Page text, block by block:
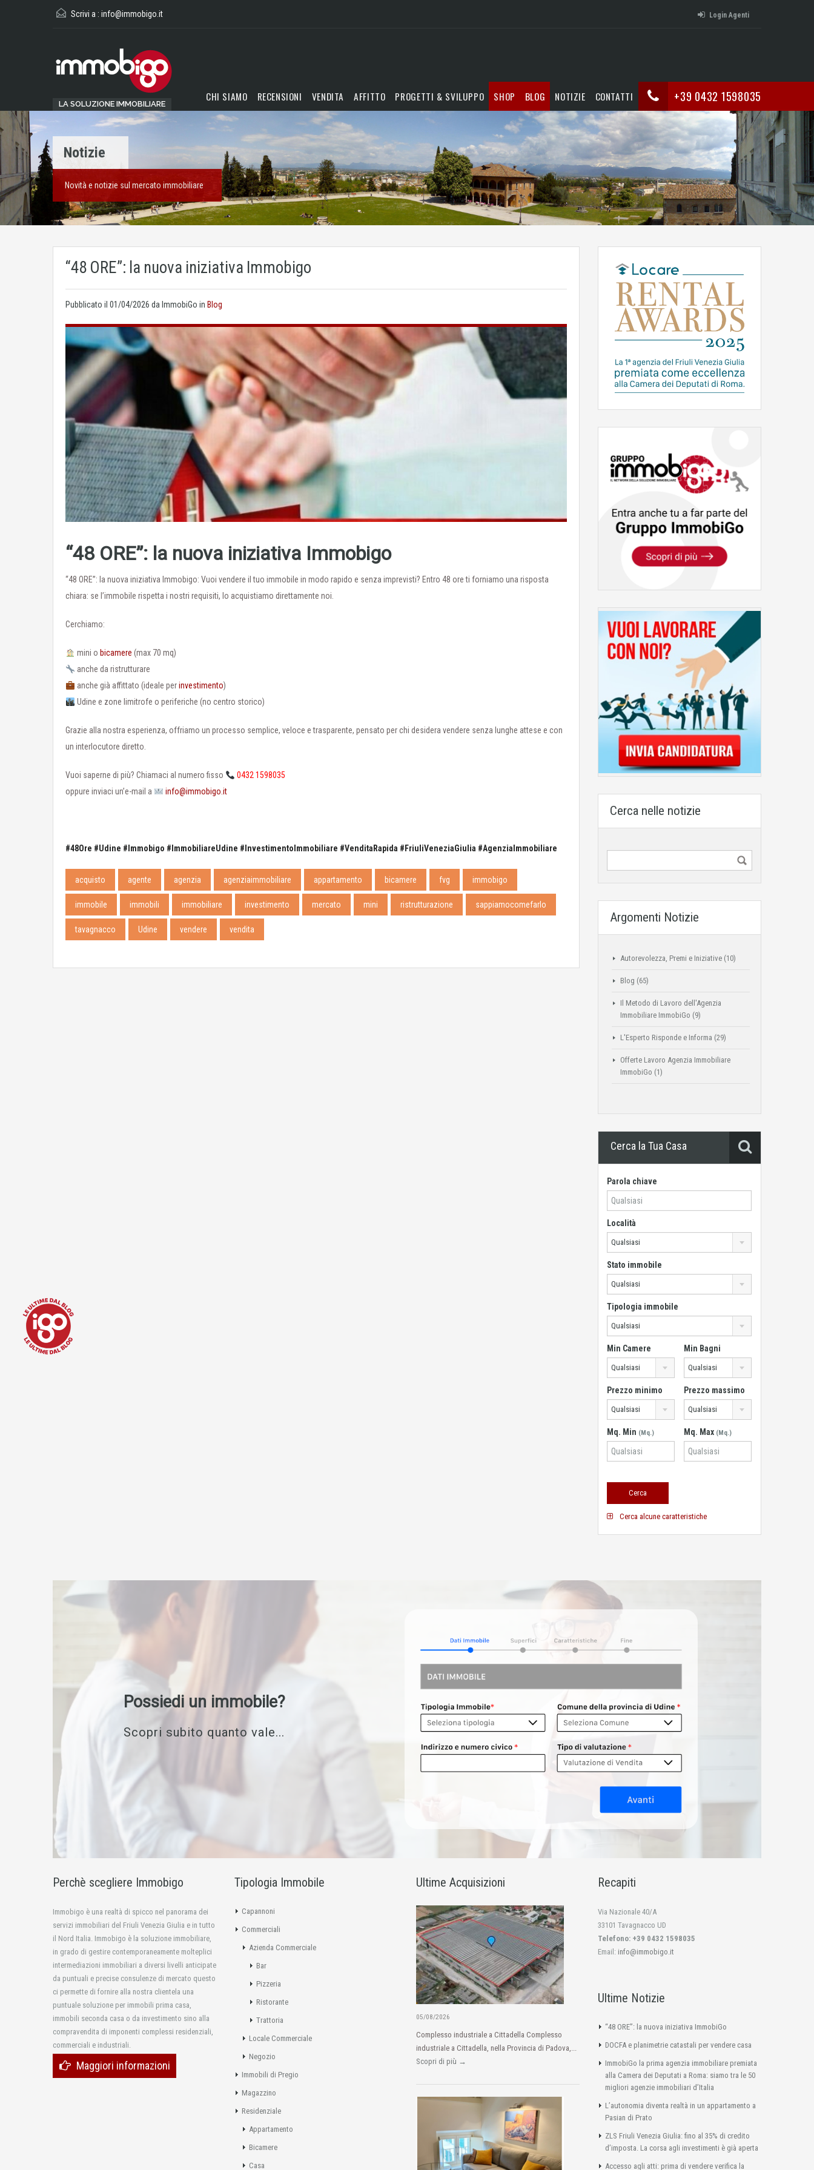
Scrivi a : info@immobigo.it Login Agenti
LA SOLUZIONE IMMOBILIARE +39 0432 1598035
CHI SIAMO RECENSIONI VENDITA AFFITTO PROGETTI & SVILUPPO SHOP BLOG NOTIZIE CONTATTI
Notizie
Novità e notizie sul mercato immobiliare
“48 ORE”: la nuova iniziativa Immobigo
Pubblicato il 01/04/2026 da ImmobiGo in Blog
“48 ORE”: la nuova iniziativa Immobigo
“48 ORE”: la nuova iniziativa Immobigo: Vuoi vendere il tuo immobile in modo rapido e senza imprevisti? Entro 48 ore ti forniamo una risposta
chiara: se l’immobile rispetta i nostri requisiti, lo acquistiamo direttamente noi.
Cerchiamo:
mini o bicamere (max 70 mq)
anche da ristrutturare
anche già affittato (ideale perinvestimento)
Udine e zone limitrofe o periferiche (no centro storico)
Grazie alla nostra esperienza, offriamo un processo semplice, veloce e trasparente, pensato per chi desidera vendere senza lunghe attese e con
un interlocutore diretto.
Vuoi saperne di più? Chiamaci al numero fisso
0432 1598035
oppure inviaci un’e-mail a
info@immobigo.it
#48Ore #Udine #Immobigo #ImmobiliareUdine #InvestimentoImmobiliare #VenditaRapida #FriuliVeneziaGiulia #AgenziaImmobiliare
acquisto agente agenzia agenziaimmobiliare appartamento bicamere fvg immobigo
immobile immobili immobiliare investimento mercato mini ristrutturazione sappiamocomefarlo
tavagnacco Udine vendere vendita
Cerca nelle notizie
Argomenti Notizie
Autorevolezza, Premi e Iniziative (10)
Blog (65)
Il Metodo di Lavoro dell'Agenzia
Immobiliare ImmobiGo (9)
L'Esperto Risponde e Informa (29)
Offerte Lavoro Agenzia Immobiliare
ImmobiGo (1)
Cerca la Tua Casa
Parola chiave
Località
Qualsiasi
Stato immobile
Qualsiasi
Tipologia immobile
Qualsiasi
Min Camere
Qualsiasi
Min Bagni
Qualsiasi
Prezzo minimo
Qualsiasi
Prezzo massimo
Qualsiasi
Mq. Min (Mq.) Mq. Max (Mq.)
Cerca alcune caratteristiche
Possiedi un immobile?
Scopri subito quanto vale...
Perchè scegliere Immobigo
Immobigo è una realtà di spicco nel panorama dei
servizi immobiliari del Friuli Venezia Giulia e in tutto
il Nord Italia. Immobigo è la soluzione immobiliare,
in grado di gestire contemporaneamente molteplici
intermediazioni immobiliari a diversi livelli anticipate
da puntuali e precise consulenze di mercato questo
ci permette di fornire alla nostra clientela una
puntuale soluzione per immobili prima casa,
immobili seconda casa o da investimento sino alla
compravendita di imponenti complessi residenziali,
commerciali e industriali.
Maggiori informazioni
Tipologia Immobile
Capannoni
Commerciali
Azienda Commerciale
Bar
Pizzeria
Ristorante
Trattoria
Locale Commerciale
Negozio
Immobili di Pregio
Magazzino
Residenziale
Appartamento
Bicamere
Casa
Ultime Acquisizioni
05/08/2026
Complesso industriale a Cittadella Complesso
industriale a Cittadella, nella Provincia di Padova,...
Scopri di più →
Recapiti
Via Nazionale 40/A
33101 Tavagnacco UD
Telefono: +39 0432 1598035
Email: info@immobigo.it
Ultime Notizie
“48 ORE”: la nuova iniziativa ImmobiGo
DOCFA e planimetrie catastali per vendere casa
ImmobiGo la prima agenzia immobiliare premiata
alla Camera dei Deputati a Roma: siamo tra le 50
migliori agenzie immobiliari d’Italia
L’autonomia diventa realtà in un appartamento a
Pasian di Prato
ZLS Friuli Venezia Giulia: fino al 35% di credito
d’imposta. La corsa agli investimenti è già aperta
Accesso agli atti: prima di vendere verifica la